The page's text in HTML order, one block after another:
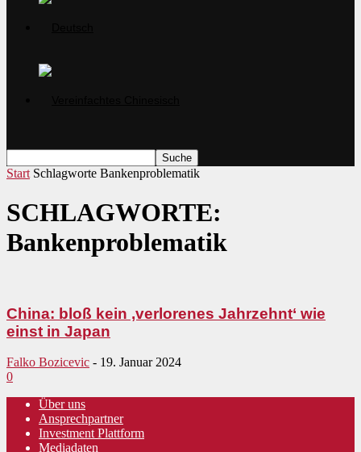
Start Schlagworte Bankenproblematik
SCHLAGWORTE:
Bankenproblematik
China: bloß kein ‚verlorenes Jahrzehnt‘ wie
einst in Japan
Falko Bozicevic - 19. Januar 2024
0
Über uns
Ansprechpartner
Investment Plattform
Mediadaten